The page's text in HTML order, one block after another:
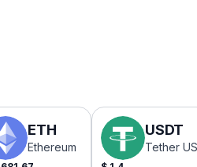
ETH
Ethereum
USDT
Tether